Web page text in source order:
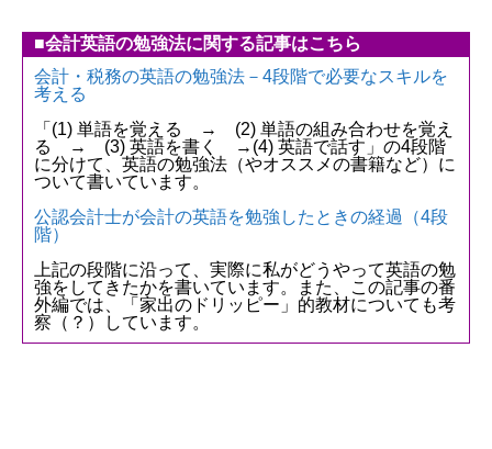
■会計英語の勉強法に関する記事はこちら
会計・税務の英語の勉強法－4段階で必要なスキルを
考える
「(1) 単語を覚える → (2) 単語の組み合わせを覚え
る → (3) 英語を書く →(4) 英語で話す」の4段階
に分けて、英語の勉強法（やオススメの書籍など）に
ついて書いています。
公認会計士が会計の英語を勉強したときの経過（4段
階）
上記の段階に沿って、実際に私がどうやって英語の勉
強をしてきたかを書いています。また、この記事の番
外編では、「家出のドリッピー」的教材についても考
察（？）しています。